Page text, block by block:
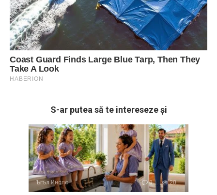
S-ar putea să te intereseze și
Ъгъл Инспо 0 20